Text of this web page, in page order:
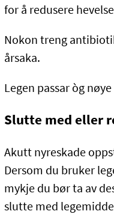
for å redusere
Nokon treng
årsaka.
Legen passar òg
Slutte med eller
Akutt nyreskade
Dersom du bruker
mykje du bør ta av
slutte med